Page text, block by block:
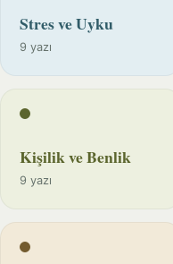
Stres ve Uyku
9 yazı
Kişilik ve Benlik
9 yazı